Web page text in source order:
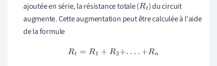
ajoutée en série, la résistance totale (Rt ) du circuit
augmente. Cette augmentation peut être calculée à l'aide
de la formule
Rt=R 1+ R2+....+R n